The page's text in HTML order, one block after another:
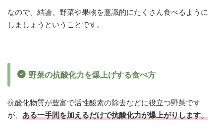
なので、結論、野菜や果物を意識的にたくさん食べるように
しましょうということです。
野菜の抗酸化力を爆上げする食べ方
抗酸化物質が豊富で活性酸素の除去などに役立つ野菜です
が、 ある一手間を加えるだけで抗酸化力が爆上がりします。